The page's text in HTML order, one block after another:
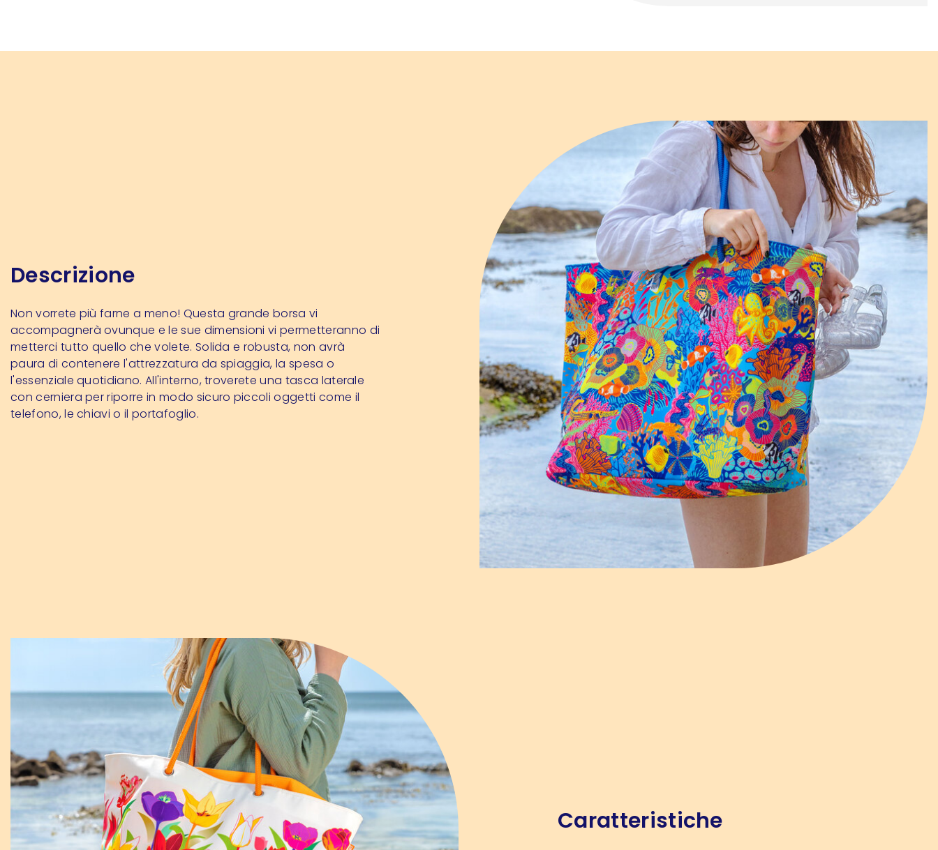
Descrizione
Non vorrete più farne a meno! Questa grande borsa vi
accompagnerà ovunque e le sue dimensioni vi permetteranno di
metterci tutto quello che volete. Solida e robusta, non avrà
paura di contenere l'attrezzatura da spiaggia, la spesa o
l'essenziale quotidiano. All'interno, troverete una tasca laterale
con cerniera per riporre in modo sicuro piccoli oggetti come il
telefono, le chiavi o il portafoglio.
Caratteristiche